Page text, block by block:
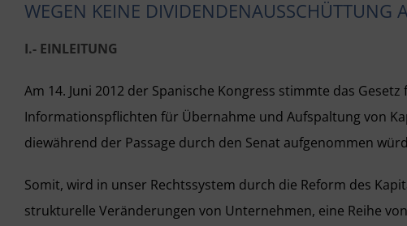
WEGEN KEINE DIVIDENDENAUSSCHÜTTUNG
I.- EINLEITUNG
Am 14. Juni 2012 der Spanische Kongress stimmte das
Informationspflichten für Übernahme und Aufspaltung von
diewährend der Passage durch den Senat aufgenommen
Somit, wird in unser Rechtssystem durch die Reform des
strukturelle Veränderungen von Unternehmen, eine Reihe